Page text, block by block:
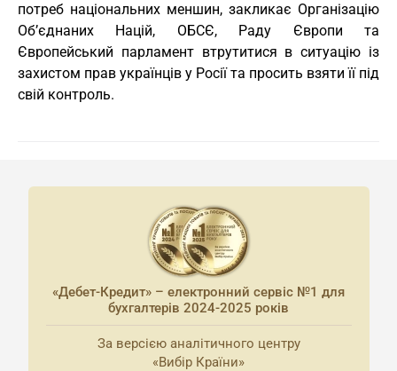
потреб національних меншин, закликає Організацію
Об’єднаних Націй, ОБСЄ, Раду Європи та
Європейський парламент втрутитися в ситуацію із
захистом прав українців у Росії та просить взяти її під
свій контроль.
«Дебет-Кредит» – електронний сервіс №1 для
бухгалтерів 2024-2025 років
За версією аналітичного центру
«Вибір Країни»